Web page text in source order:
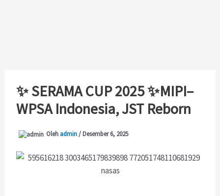
✨ SERAMA CUP 2025 ✨MIPI–
WPSA Indonesia, JST Reborn
Oleh admin/Desember 6, 2025